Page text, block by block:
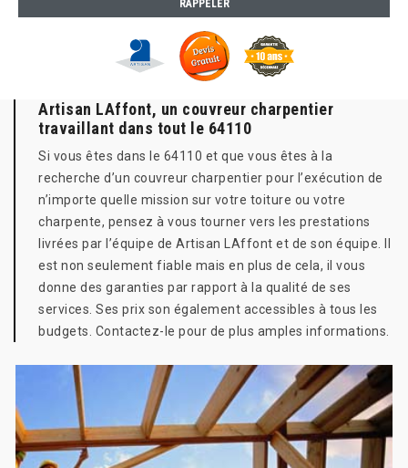
Artisan LAffont, un couvreur charpentier
travaillant dans tout le 64110
Si vous êtes dans le 64110 et que vous êtes à la
recherche d’un couvreur charpentier pour l’exécution de
n’importe quelle mission sur votre toiture ou votre
charpente, pensez à vous tourner vers les prestations
livrées par l’équipe de Artisan LAffont et de son équipe. Il
est non seulement fiable mais en plus de cela, il vous
donne des garanties par rapport à la qualité de ses
services. Ses prix son également accessibles à tous les
budgets. Contactez-le pour de plus amples informations.